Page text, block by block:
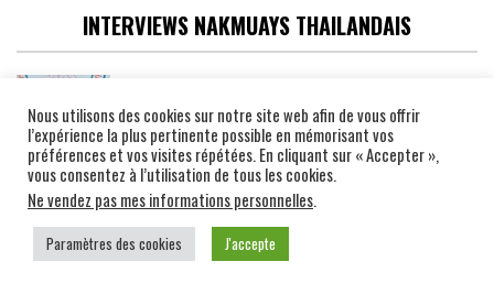
INTERVIEWS NAKMUAYS THAILANDAIS
POR MUANG UBON SURNOMMÉ « LE BOXEUR
GÉANT D’UBON », VAINQUEUR DES STARS
JOHN WAYNE PARR, RAYEN SIMSON, MORAD
SARI, HASSAN ETTAKI, OLÉ LAURSEN, CHRISTIAN
GARROS
Nous utilisons des cookies sur notre site web afin de vous offrir
l’expérience la plus pertinente possible en mémorisant vos
préférences et vos visites répétées. En cliquant sur « Accepter »,
vous consentez à l’utilisation de tous les cookies.
Ne vendez pas mes informations personnelles.
Paramètres des cookies J'accepte